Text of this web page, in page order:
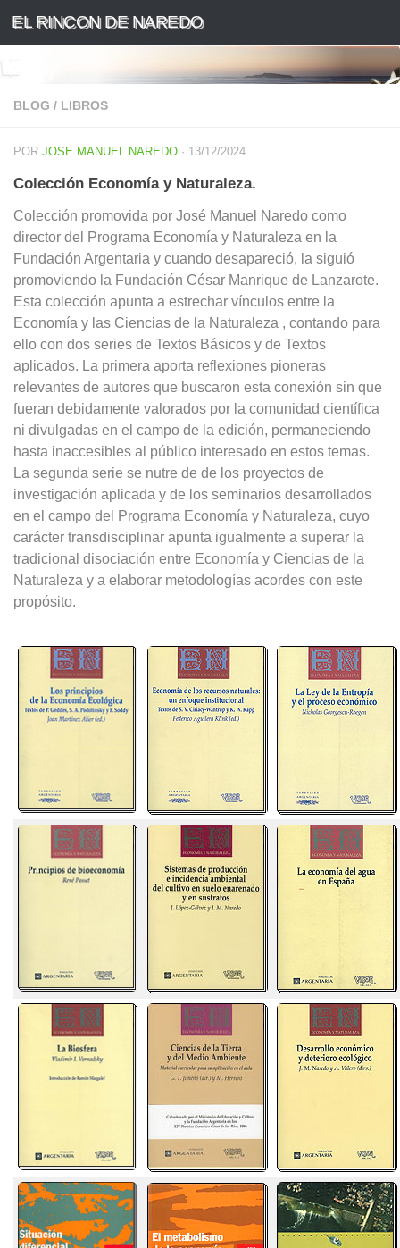
Saltar al contenido
EL RINCON DE NAREDO
BLOG / LIBROS
POR JOSE MANUEL NAREDO · 13/12/2024
Colección Economía y Naturaleza.
Colección promovida por José Manuel Naredo como
director del Programa Economía y Naturaleza en la
Fundación Argentaria y cuando desapareció, la siguió
promoviendo la Fundación César Manrique de Lanzarote.
Esta colección apunta a estrechar vínculos entre la
Economía y las Ciencias de la Naturaleza , contando para
ello con dos series de Textos Básicos y de Textos
aplicados. La primera aporta reflexiones pioneras
relevantes de autores que buscaron esta conexión sin que
fueran debidamente valorados por la comunidad científica
ni divulgadas en el campo de la edición, permaneciendo
hasta inaccesibles al público interesado en estos temas.
La segunda serie se nutre de de los proyectos de
investigación aplicada y de los seminarios desarrollados
en el campo del Programa Economía y Naturaleza, cuyo
carácter transdisciplinar apunta igualmente a superar la
tradicional disociación entre Economía y Ciencias de la
Naturaleza y a elaborar metodologías acordes con este
propósito.